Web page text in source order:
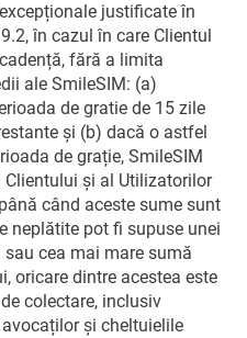
justificate în
în cazul în care Clientul
fără a limita
ale SmileSIM: (a)
de gratie de 15 zile
și (b) dacă o astfel
de grație, SmileSIM
și al Utilizatorilor
când aceste sume sunt
neplătite pot fi supuse unei
cea mai mare sumă
oricare dintre acestea este
colectare, inclusiv
și cheltuielile